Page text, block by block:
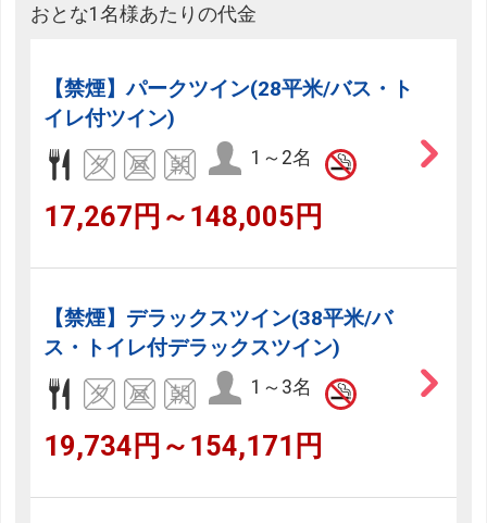
おとな1名様あたりの代金
【禁煙】パークツイン(28平米/バス・ト
イレ付ツイン)
1～2名
17,267円～148,005円
【禁煙】デラックスツイン(38平米/バ
ス・トイレ付デラックスツイン)
1～3名
19,734円～154,171円